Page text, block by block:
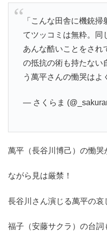
「こんな田舎に機銃
てツッコミは無粋。同
あんな酷いことをされ
の抵抗の術も持たない
う萬平さんの慟哭はよ
— さくらま
萬平（長谷川博己）の慟哭
ながら見は厳禁！
長谷川さん演じる萬平の哀
福子（安藤サクラ）の台